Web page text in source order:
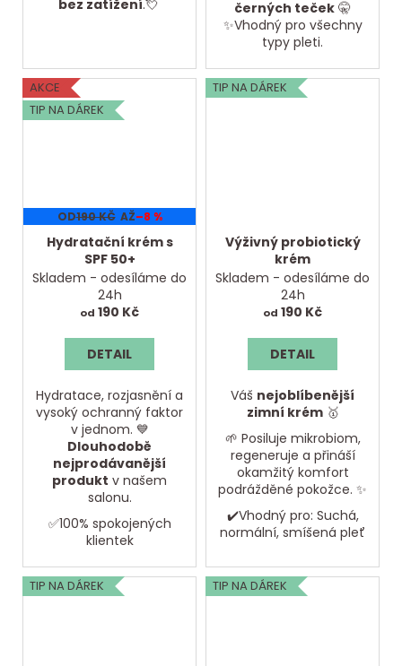
bez zatížení.💘
černých teček 🤫
✨Vhodný pro všechny
typy pleti.
AKCE
TIP NA DÁREK
OD190 KČ AŽ–8 %
Hydratační krém s
SPF 50+
Skladem - odesíláme do
24h
od 190 Kč
DETAIL
Hydratace, rozjasnění a
vysoký ochranný faktor
v jednom. 💙
Dlouhodobě
nejprodávanější
produkt v našem
salonu.
✅100% spokojených
klientek
TIP NA DÁREK
Výživný probiotický
krém
Skladem - odesíláme do
24h
od 190 Kč
DETAIL
Váš nejoblíbenější
zimní krém🥇
🌱 Posiluje mikrobiom,
regeneruje a přináší
okamžitý komfort
podrážděné pokožce. ✨
✔️Vhodný pro: Suchá,
normální, smíšená pleť
TIP NA DÁREK TIP NA DÁREK